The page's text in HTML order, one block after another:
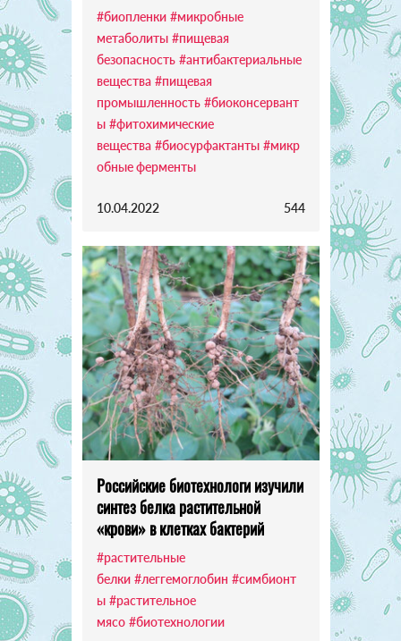
#биопленки #микробные
метаболиты #пищевая
безопасность #антибактериальные
вещества #пищевая
промышленность #биоконсервант
ы #фитохимические
вещества #биосурфактанты #микр
обные ферменты
10.04.2022 544
Российские биотехнологи изучили
синтез белка растительной
«крови» в клетках бактерий
#растительные
белки #леггемоглобин #симбионт
ы #растительное
мясо #биотехнологии